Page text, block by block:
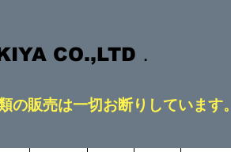
CO.,LTD．
販売は一切お断りしています。